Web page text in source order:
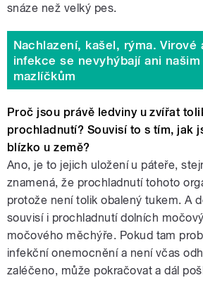
snáze než velký pes.
Nachlazení, kašel, rýma. Virové
infekce se nevyhýbají ani
mazlíčkům
Proč jsou právě ledviny u zvířat
prochladnutí? Souvisí to s tím, jak
blízko u země?
Ano, je to jejich uložení u páteře,
znamená, že prochladnutí tohoto
protože není tolik obalený tukem. A
souvisí i prochladnutí dolních
močového měchýře. Pokud tam
infekční onemocnění a není včas
zaléčeno, může pokračovat a dál